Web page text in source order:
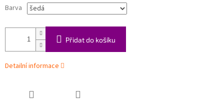
Barva
Přidat do košíku
Detailní informace